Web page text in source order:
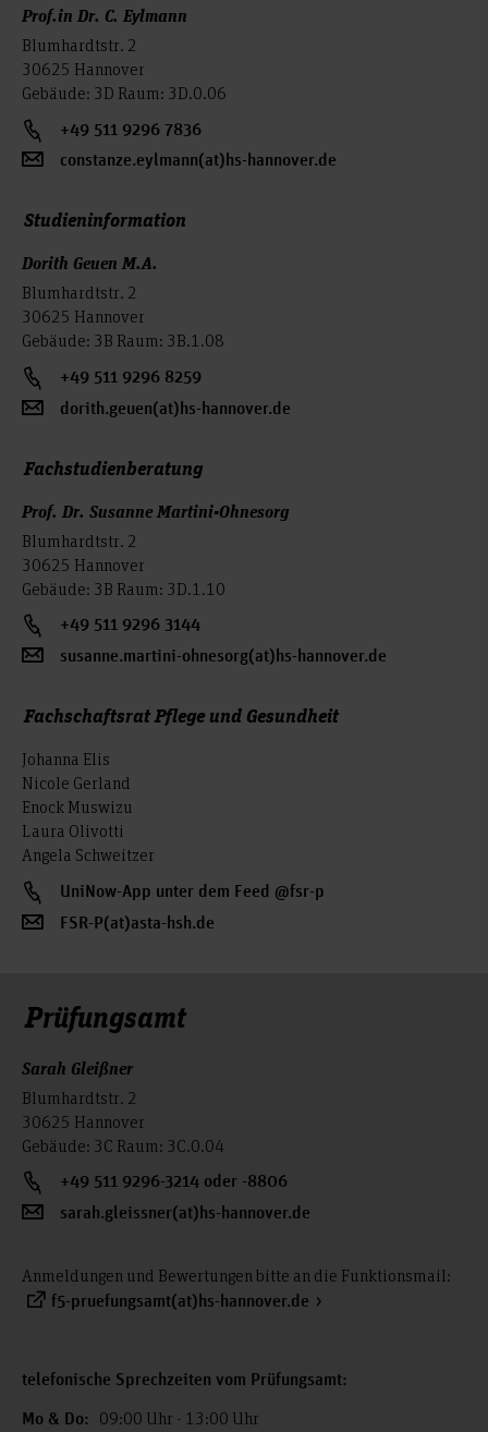
Prof.in Dr. C. Eylmann
Blumhardtstr. 2
30625 Hannover
Gebäude: 3D Raum: 3D.0.06
+49 511 9296 7836
constanze.eylmann(at)hs-hannover.de
Studieninformation
Dorith Geuen M.A.
Blumhardtstr. 2
30625 Hannover
Gebäude: 3B Raum: 3B.1.08
+49 511 9296 8259
dorith.geuen(at)hs-hannover.de
Fachstudienberatung
Prof. Dr. Susanne Martini-Ohnesorg
Blumhardtstr. 2
30625 Hannover
Gebäude: 3B Raum: 3D.1.10
+49 511 9296 3144
susanne.martini-ohnesorg(at)hs-hannover.de
Fachschaftsrat Pflege und Gesundheit
Johanna Elis
Nicole Gerland
Enock Muswizu
Laura Olivotti
Angela Schweitzer
UniNow-App unter dem Feed @fsr-p
FSR-P(at)asta-hsh.de
Prüfungsamt
Sarah Gleißner
Blumhardtstr. 2
30625 Hannover
Gebäude: 3C Raum: 3C.0.04
+49 511 9296-3214 oder -8806
sarah.gleissner(at)hs-hannover.de
Anmeldungen und Bewertungen bitte an die Funktionsmail:
f5-pruefungsamt(at)hs-hannover.de
telefonische Sprechzeiten vom Prüfungsamt:
Mo & Do: 09:00 Uhr - 13:00 Uhr